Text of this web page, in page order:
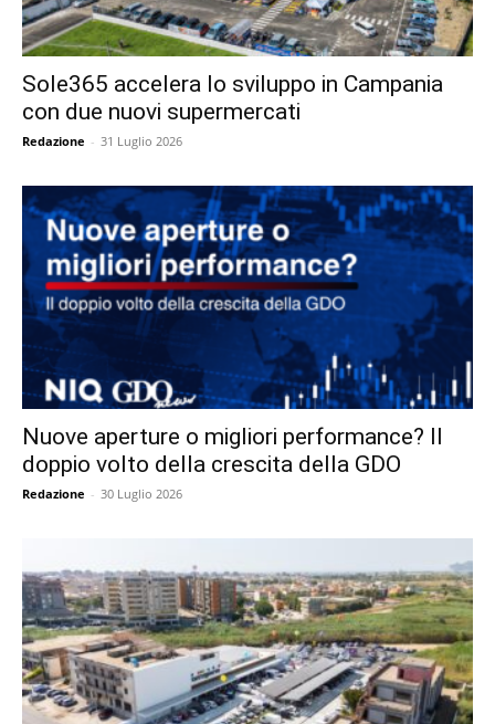
Sole365 accelera lo sviluppo in Campania
con due nuovi supermercati
Redazione - 31 Luglio 2026
Nuove aperture o migliori performance? Il
doppio volto della crescita della GDO
Redazione - 30 Luglio 2026